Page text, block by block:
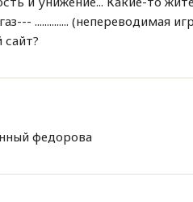
.............. (непереводимая
федорова